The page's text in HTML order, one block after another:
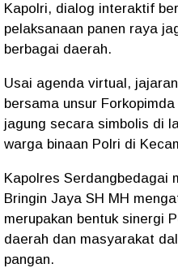
Kapolri, dialog interaktif
pelaksanaan panen raya
berbagai daerah.
Usai agenda virtual,
bersama unsur
jagung secara simbolis di
warga binaan Polri di
Kapolres Serdangbedagai
Bringin Jaya SH MH
merupakan bentuk sinergi
daerah dan masyarakat
pangan.